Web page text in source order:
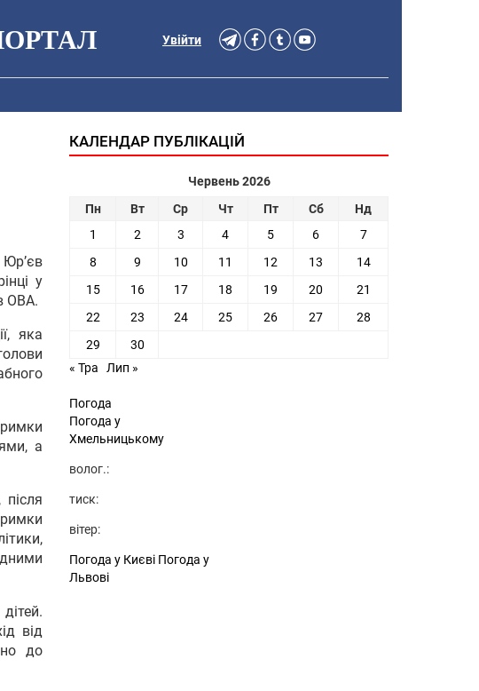
Увійти
у
ОВА.
яка
а
від
до
КАЛЕНДАР ПУБЛІКАЦІЙ
Червень 2026
Пн
Вт Ср Чт Пт Сб
Нд
1
2 3 4 5 6
7
8
9 10 11 12 13
14
15
16 17 18 19 20
21
22
23 24 25 26 27
28
29
30
« Тра
Лип »
Погода
Погода у
Хмельницькому
волог.:
тиск:
вітер:
Погода у Києві Погода у
Львові